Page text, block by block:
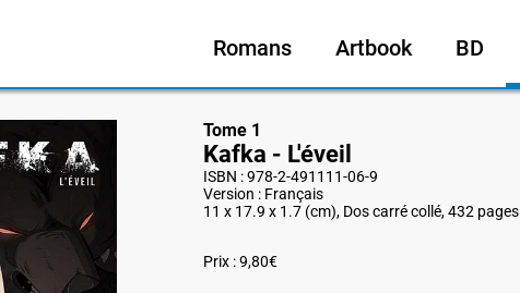
Romans Artbook BD
Tome 1
Kafka - L'éveil
ISBN : 978-2-491111-06-9
Version : Français
11 x 17.9 x 1.7 (cm), Dos carré collé, 432 pages
Prix : 9,80€